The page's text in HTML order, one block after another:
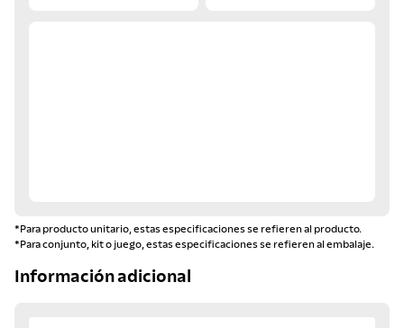
*Para producto unitario, estas especificaciones se refieren al producto.
*Para conjunto, kit o juego, estas especificaciones se refieren al embalaje.
Información adicional